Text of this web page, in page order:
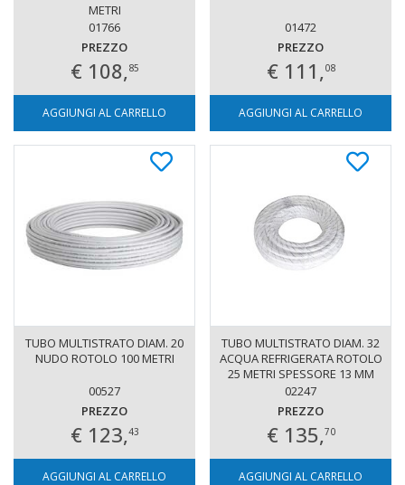
METRI
01766
PREZZO
€ 108,85
AGGIUNGI AL CARRELLO
01472
PREZZO
€ 111,08
AGGIUNGI AL CARRELLO
TUBO MULTISTRATO DIAM. 20
NUDO ROTOLO 100 METRI
00527
PREZZO
€ 123,43
AGGIUNGI AL CARRELLO
TUBO MULTISTRATO DIAM. 32
ACQUA REFRIGERATA ROTOLO
25 METRI SPESSORE 13 MM
02247
PREZZO
€ 135,70
AGGIUNGI AL CARRELLO